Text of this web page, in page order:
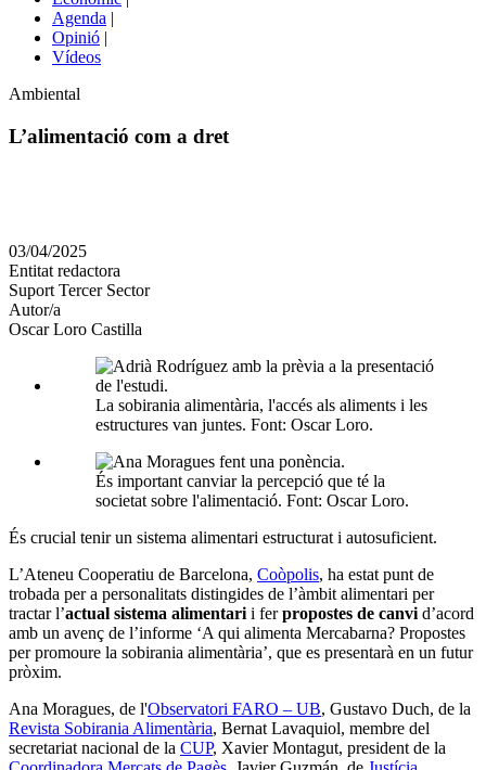
Agenda |
Opinió |
Vídeos
Àmbit
la
Ambiental
L’alimentació com a dret
en
altres
xarxes
socials
03/04/2025
Entitat redactora
Suport Tercer Sector
Autor/a
Oscar Loro Castilla
La sobirania alimentària, l'accés als aliments i les
estructures van juntes. Font: Oscar Loro.
És important canviar la percepció que té la
societat sobre l'alimentació. Font: Oscar Loro.
És crucial tenir un sistema alimentari estructurat i autosuficient.
L’Ateneu Cooperatiu de Barcelona, Coòpolis, ha estat punt de
trobada per a personalitats distingides de l’àmbit alimentari per
tractar l’actual sistema alimentari i ferpropostes de canvi d’acord
amb un avenç de l’informe ‘A qui alimenta Mercabarna? Propostes
per promoure la sobirania alimentària’, que es presentarà en un futur
pròxim.
Ana Moragues, de l'Observatori FARO – UB, Gustavo Duch, de la
Revista Sobirania Alimentària, Bernat Lavaquiol, membre del
secretariat nacional de la CUP, Xavier Montagut, president de la